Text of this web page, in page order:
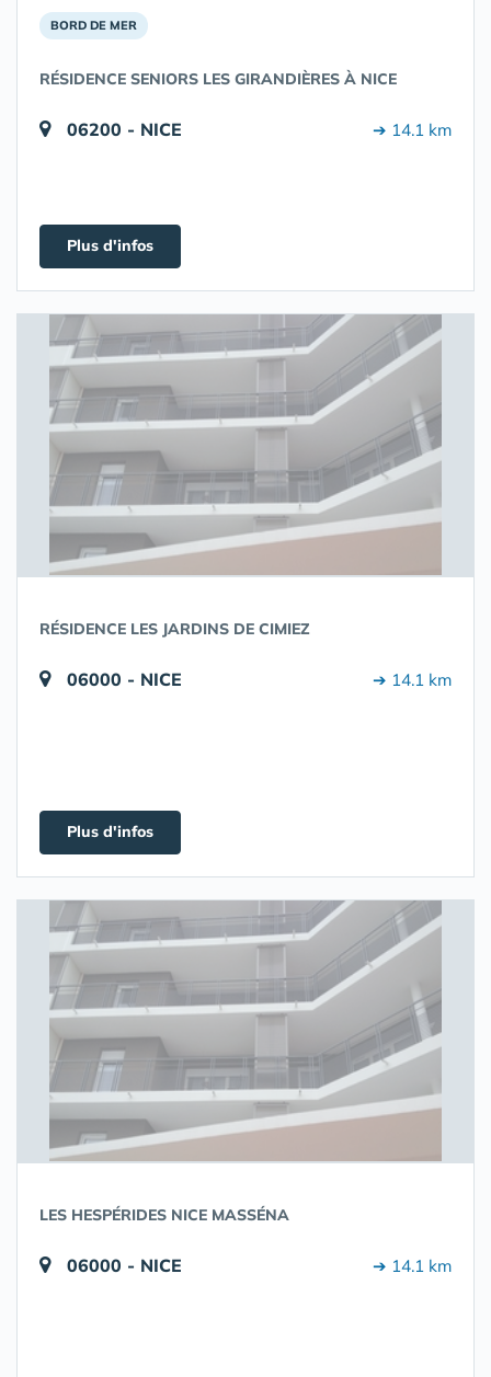
BORD DE MER
RÉSIDENCE SENIORS LES GIRANDIÈRES À NICE
06200 - NICE ➔ 14.1 km
Plus d'infos
RÉSIDENCE LES JARDINS DE CIMIEZ
06000 - NICE ➔ 14.1 km
Plus d'infos
LES HESPÉRIDES NICE MASSÉNA
06000 - NICE ➔ 14.1 km